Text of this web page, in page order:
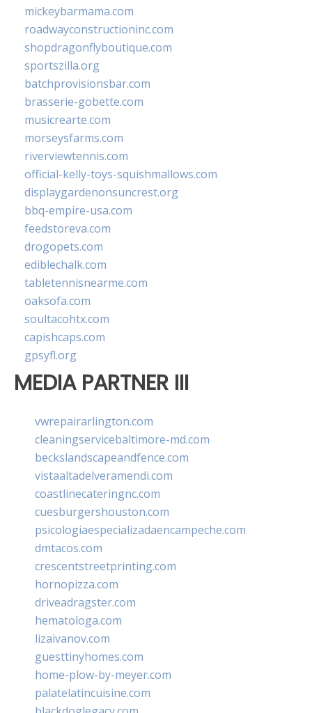
mickeybarmama.com
roadwayconstructioninc.com
shopdragonflyboutique.com
sportszilla.org
batchprovisionsbar.com
brasserie-gobette.com
musicrearte.com
morseysfarms.com
riverviewtennis.com
official-kelly-toys-squishmallows.com
displaygardenonsuncrest.org
bbq-empire-usa.com
feedstoreva.com
drogopets.com
ediblechalk.com
tabletennisnearme.com
oaksofa.com
soultacohtx.com
capishcaps.com
gpsyfl.org
MEDIA PARTNER III
vwrepairarlington.com
cleaningservicebaltimore-md.com
beckslandscapeandfence.com
vistaaltadelveramendi.com
coastlinecateringnc.com
cuesburgershouston.com
psicologiaespecializadaencampeche.com
dmtacos.com
crescentstreetprinting.com
hornopizza.com
driveadragster.com
hematologa.com
lizaivanov.com
guesttinyhomes.com
home-plow-by-meyer.com
palatelatincuisine.com